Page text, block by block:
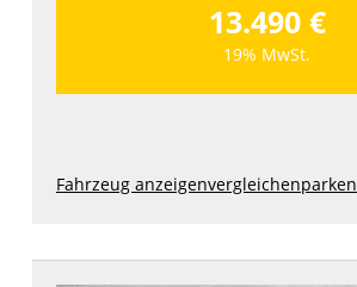
13.490 €
19% MwSt.
Fahrzeug anzeigenvergleichenparken